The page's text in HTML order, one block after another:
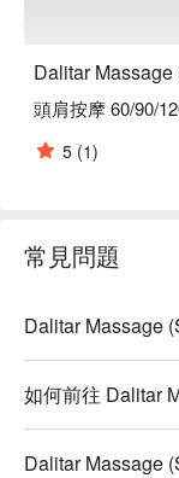
Dalitar
頭肩按摩 60/90/
5 (1)
常見問題
Dalitar Massage
如何前往 Dalitar
Dalitar Massage